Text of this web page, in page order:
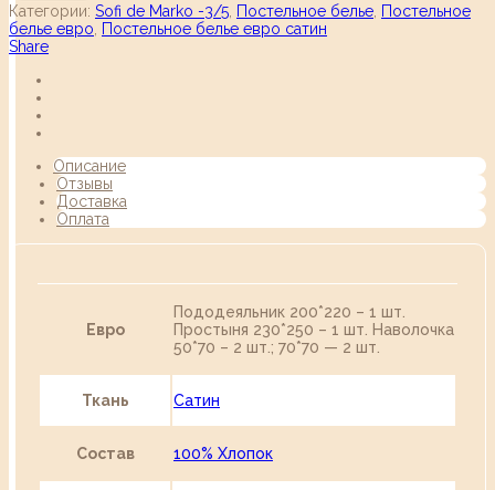
Категории: Sofi de Marko -3/5 Постельное белье Постельное
белье евро
Постельное белье евро сатин
Share
Описание
Отзывы
Доставка
Оплата
Евро
Пододеяльник 200*220 – 1 шт.
Простыня 230*250 – 1 шт. Наволочка
50*70 – 2 шт.; 70*70 — 2 шт.
Ткань Сатин
Состав 100% Хлопок